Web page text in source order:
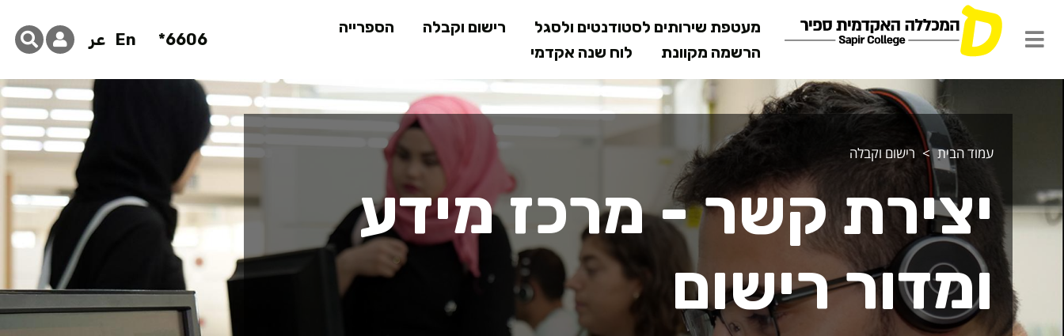
לתוכן
המרכזי
מעטפת שירותים לסטודנטים ולסגל רישום וקבלה
הספרייה
הרשמה מקוונת
לוח שנה אקדמי
6606*
En عر
יצירת קשר - מרכז מידע ומדור רישום
עמוד הבית רישום וקבלה
יצירת קשר - מרכז מידע
ומדור רישום